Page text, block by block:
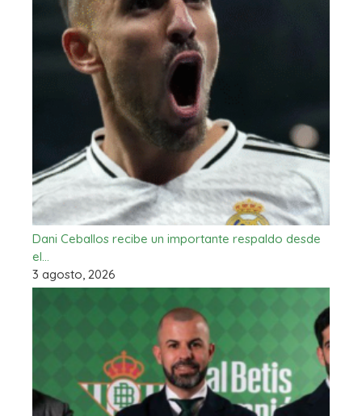
Dani Ceballos recibe un importante respaldo desde
el…
3 agosto, 2026